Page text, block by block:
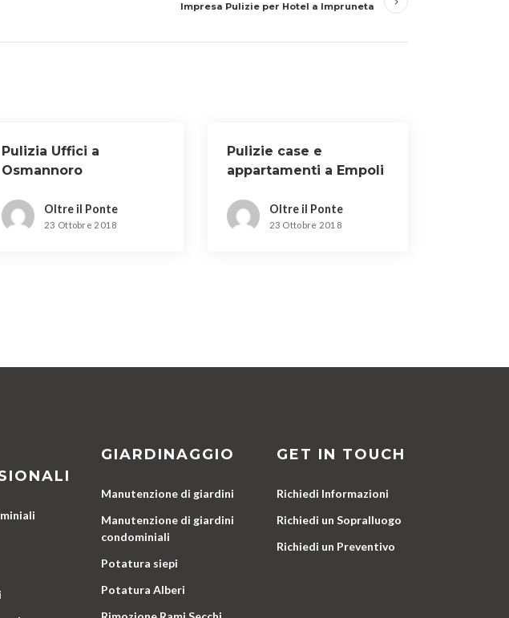
Impresa Pulizie per Hotel a Impruneta
Pulizia Uffici a
Osmannoro
Oltre il Ponte
23 Ottobre 2018
Pulizie case e
appartamenti a Empoli
Oltre il Ponte
23 Ottobre 2018
GIARDINAGGIO
Manutenzione di giardini
Manutenzione di giardini
condominiali
Potatura siepi
Potatura Alberi
GET IN TOUCH
Richiedi Informazioni
Richiedi un Sopralluogo
Richiedi un Preventivo